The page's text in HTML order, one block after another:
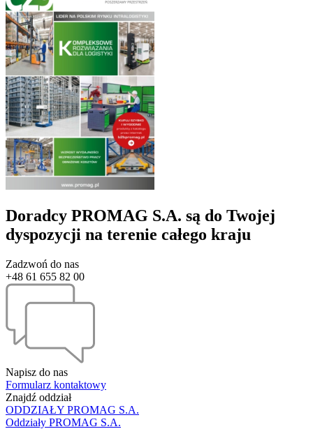
Doradcy PROMAG S.A. są do Twojej
dyspozycji na terenie całego kraju
Zadzwoń do nas
+48 61 655 82 00
Napisz do nas
Formularz kontaktowy
Znajdź oddział
ODDZIAŁY PROMAG S.A.
Oddziały PROMAG S.A.